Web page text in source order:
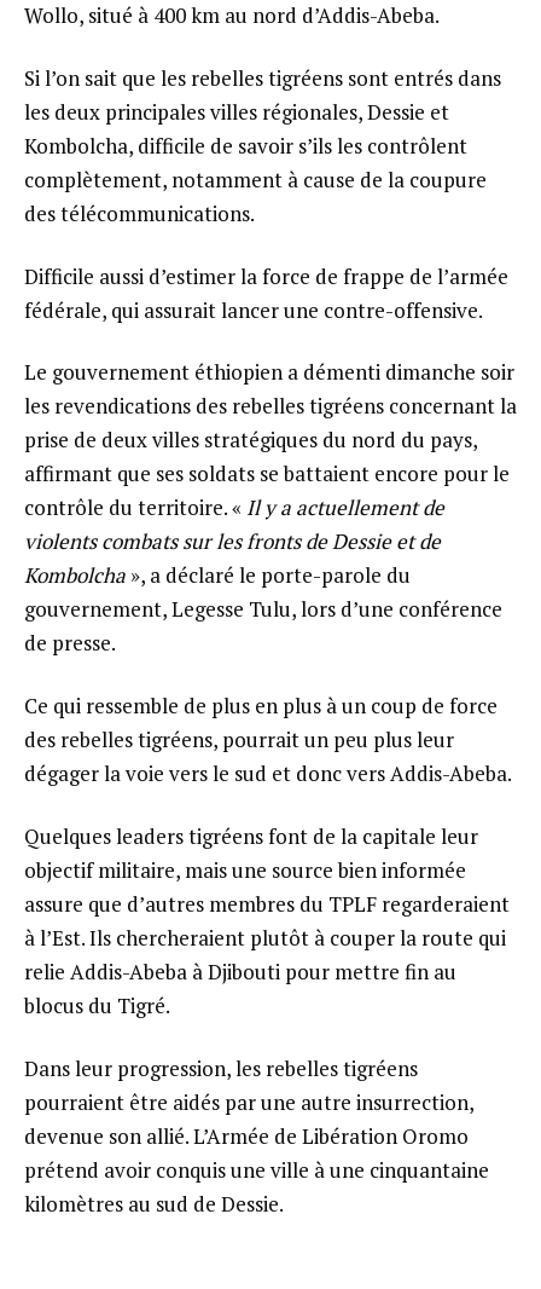
Wollo, situé à 400 km au nord d’Addis-Abeba.
Si l’on sait que les rebelles tigréens sont entrés dans
les deux principales villes régionales, Dessie et
Kombolcha, difficile de savoir s’ils les contrôlent
complètement, notamment à cause de la coupure
des télécommunications.
Difficile aussi d’estimer la force de frappe de l’armée
fédérale, qui assurait lancer une contre-offensive.
Le gouvernement éthiopien a démenti dimanche soir
les revendications des rebelles tigréens concernant la
prise de deux villes stratégiques du nord du pays,
affirmant que ses soldats se battaient encore pour le
contrôle du territoire. « Il y a actuellement de
violents combats sur les fronts de Dessie et de
Kombolcha », a déclaré le porte-parole du
gouvernement, Legesse Tulu, lors d’une conférence
de presse.
Ce qui ressemble de plus en plus à un coup de force
des rebelles tigréens, pourrait un peu plus leur
dégager la voie vers le sud et donc vers Addis-Abeba.
Quelques leaders tigréens font de la capitale leur
objectif militaire, mais une source bien informée
assure que d’autres membres du TPLF regarderaient
à l’Est. Ils chercheraient plutôt à couper la route qui
relie Addis-Abeba à Djibouti pour mettre fin au
blocus du Tigré.
Dans leur progression, les rebelles tigréens
pourraient être aidés par une autre insurrection,
devenue son allié. L’Armée de Libération Oromo
prétend avoir conquis une ville à une cinquantaine
kilomètres au sud de Dessie.